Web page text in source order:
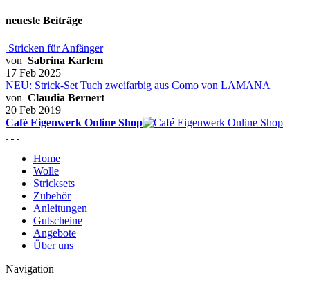
neueste Beiträge
Stricken für Anfänger
von Sabrina Karlem
17 Feb 2025
NEU: Strick-Set Tuch zweifarbig aus Como von LAMANA
von Claudia Bernert
20 Feb 2019
Café Eigenwerk Online Shop
Home
Wolle
Stricksets
Zubehör
Anleitungen
Gutscheine
Angebote
Über uns
Navigation